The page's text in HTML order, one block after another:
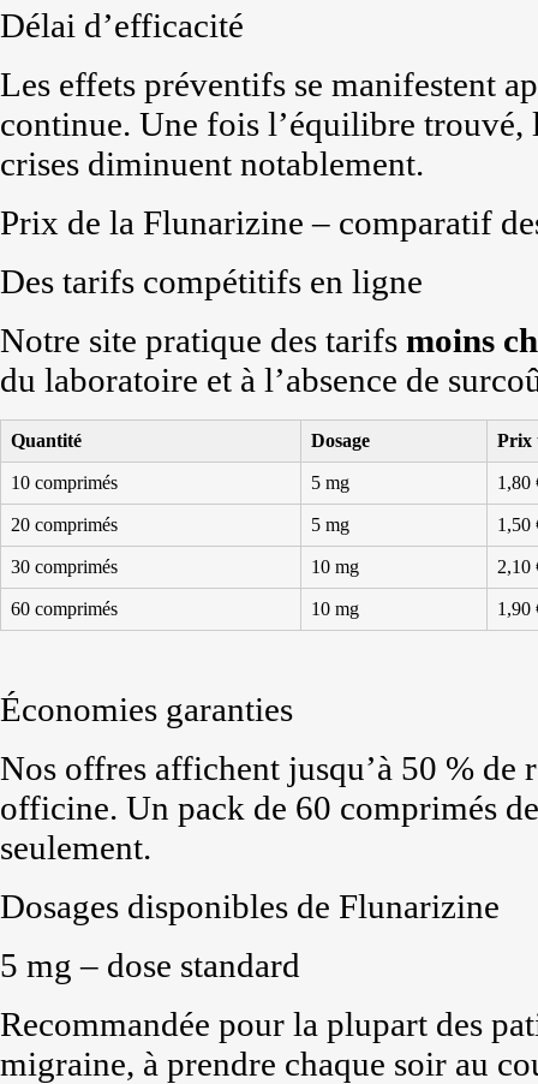
Délai d’efficacité
Les effets préventifs se manifestent
continue. Une fois l’équilibre trouvé,
crises diminuent notablement.
Prix de la Flunarizine – comparatif
Des tarifs compétitifs en ligne
Notre site pratique des tarifs moins
du laboratoire et à l’absence de
Quantité Dosage Prix
10 comprimés 5 mg 1,80
20 comprimés 5 mg 1,50
30 comprimés 10 mg 2,10
60 comprimés 10 mg 1,90
Économies garanties
Nos offres affichent jusqu’à 50 % de
officine. Un pack de 60 comprimés
seulement.
Dosages disponibles de Flunarizine
5 mg – dose standard
Recommandée pour la plupart des
migraine, à prendre chaque soir au